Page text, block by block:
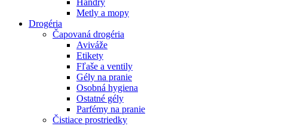
Handry
Metly a mopy
Drogéria
Čapovaná drogéria
Aviváže
Etikety
Fľaše a ventily
Gély na pranie
Osobná hygiena
Ostatné gély
Parfémy na pranie
Čistiace prostriedky